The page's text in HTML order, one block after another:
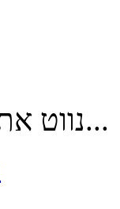
נווט את האניה שלך דרך...